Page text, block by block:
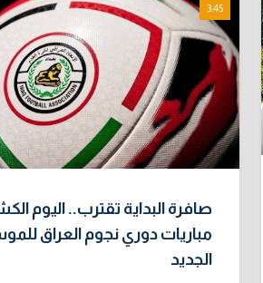
3:45
صافرة البداية تقترب.. اليوم
مباريات دوري نجوم العراق
الجديد